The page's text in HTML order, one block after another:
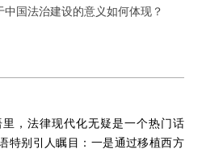
国法治建设的意义如何体现？
法律现代化无疑是一个热门话
特别引人瞩目：一是通过移植西方